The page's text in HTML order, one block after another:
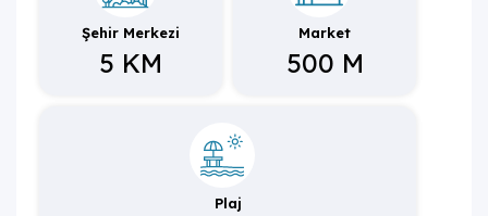
Şehir Merkezi
5 KM
Market
500 M
Plaj